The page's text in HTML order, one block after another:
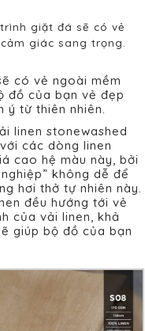
giặt đá sẽ có vẻ
giác sang trọng.
có vẻ ngoài mềm
đồ của bạn vẻ đẹp
ý từ thiên nhiên.
linen stonewashed
các dòng linen
cao hệ màu này, bởi
không dễ để
hơi thở tự nhiên này.
đều hướng tới vẻ
của vải linen, khả
giúp bộ đồ của bạn